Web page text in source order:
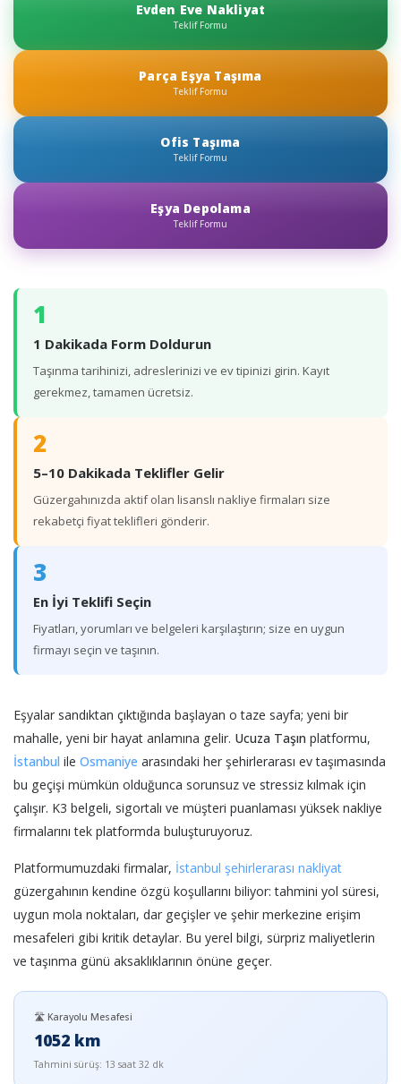
Evden Eve Nakliyat
Teklif Formu
Parça Eşya Taşıma
Teklif Formu
Ofis Taşıma
Teklif Formu
Eşya Depolama
Teklif Formu
1
1 Dakikada Form Doldurun
Taşınma tarihinizi, adreslerinizi ve ev tipinizi girin. Kayıt
gerekmez, tamamen ücretsiz.
2
5–10 Dakikada Teklifler Gelir
Güzergahınızda aktif olan lisanslı nakliye firmaları size
rekabetçi fiyat teklifleri gönderir.
3
En İyi Teklifi Seçin
Fiyatları, yorumları ve belgeleri karşılaştırın; size en uygun
firmayı seçin ve taşının.
Eşyalar sandıktan çıktığında başlayan o taze sayfa; yeni bir
mahalle, yeni bir hayat anlamına gelir. Ucuza Taşın platformu,
İstanbul ile Osmaniye arasındaki her şehirlerarası ev taşımasında
bu geçişi mümkün olduğunca sorunsuz ve stressiz kılmak için
çalışır. K3 belgeli, sigortalı ve müşteri puanlaması yüksek nakliye
firmalarını tek platformda buluşturuyoruz.
Platformumuzdaki firmalar, İstanbul şehirlerarası nakliyat
güzergahının kendine özgü koşullarını biliyor: tahmini yol süresi,
uygun mola noktaları, dar geçişler ve şehir merkezine erişim
mesafeleri gibi kritik detaylar. Bu yerel bilgi, sürpriz maliyetlerin
ve taşınma günü aksaklıklarının önüne geçer.
🛣️ Karayolu Mesafesi
1052 km
Tahmini sürüş: 13 saat 32 dk